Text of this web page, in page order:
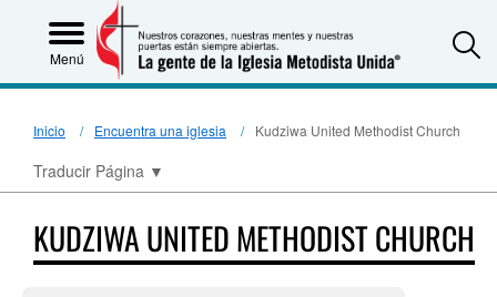
Menú
Inicio Encuentra una iglesia Kudziwa United Methodist Church
Traducir Página ▼
KUDZIWA UNITED METHODIST CHURCH